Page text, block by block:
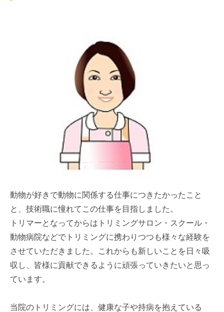
動物が好きで動物に関係する仕事につきたかったこと
と、技術職に憧れてこの仕事を目指しました。
トリマーとなってからはトリミングサロン・スクール・
動物病院などでトリミングに携わりつつも様々な経験を
させていただきました。これからも新しいことを日々吸
収し、皆様に貢献できるように頑張っていきたいと思っ
ています。
当院のトリミングには、健康な子や持病を抱えている